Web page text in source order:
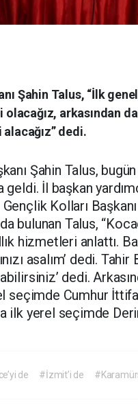
Şahin Talus, “İlk
arkasından
dedi.
Şahin Talus,
geldi. İl başkan
Kolları
bulunan Talus,
hizmetleri anlattı.
asalım’ dedi. Tahir
dedi.
seçimde Cumhur
ilk yerel seçimde
de #İzmit’i de